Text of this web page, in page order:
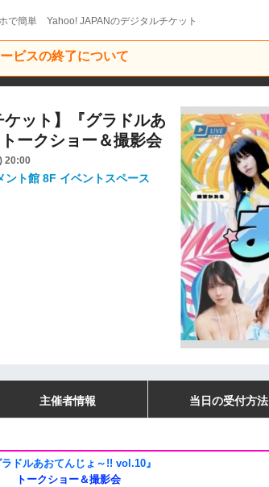
で簡単 Yahoo! JAPANのデジタルチケット
ビスの終了について
ケット】『グラドルあ
ークショー＆撮影会
20:00
ト館 8F イベントスペース
主催者情報 当日の受付方法
ラドルあおてんじょ～!! vol.10』
トークショー＆撮影会